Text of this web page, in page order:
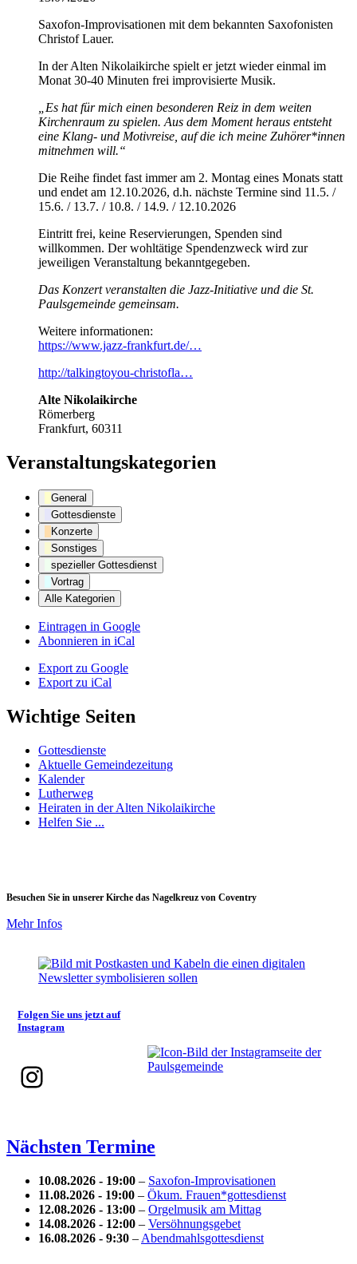
Saxofon-Improvisationen mit dem bekannten Saxofonisten
Christof Lauer.
In der Alten Nikolaikirche spielt er jetzt wieder einmal im
Monat 30-40 Minuten frei improvisierte Musik.
„Es hat für mich einen besonderen Reiz in dem weiten
Kirchenraum zu spielen. Aus dem Moment heraus entsteht
eine Klang- und Motivreise, auf die ich meine Zuhörer*innen
mitnehmen will.“
Die Reihe findet fast immer am 2. Montag eines Monats statt
und endet am 12.10.2026, d.h. nächste Termine sind 11.5. /
15.6. / 13.7. / 10.8. / 14.9. / 12.10.2026
Eintritt frei, keine Reservierungen, Spenden sind
willkommen. Der wohltätige Spendenzweck wird zur
jeweiligen Veranstaltung bekanntgegeben.
Das Konzert veranstalten die Jazz-Initiative und die St.
Paulsgemeinde gemeinsam.
Weitere informationen:
https://www.jazz-frankfurt.de/…
http://talkingtoyou-christofla…
Alte Nikolaikirche
Römerberg
Frankfurt, 60311
Veranstaltungskategorien
General
Gottesdienste
Konzerte
Sonstiges
spezieller Gottesdienst
Vortrag
Alle Kategorien
Eintragen in Google
Abonnieren in iCal
Export zu Google
Export zu iCal
Wichtige Seiten
Gottesdienste
Aktuelle Gemeindezeitung
Kalender
Lutherweg
Heiraten in der Alten Nikolaikirche
Helfen Sie ...
Besuchen Sie in unserer Kirche das Nagelkreuz von Coventry
Mehr Infos
Folgen Sie uns jetzt auf
Instagram
Instagram
Nächsten Termine
10.08.2026 - 19:00 – Saxofon-Improvisationen
11.08.2026 - 19:00 – Ökum. Frauen*gottesdienst
12.08.2026 - 13:00 – Orgelmusik am Mittag
14.08.2026 - 12:00 – Versöhnungsgebet
16.08.2026 - 9:30 – Abendmahlsgottesdienst